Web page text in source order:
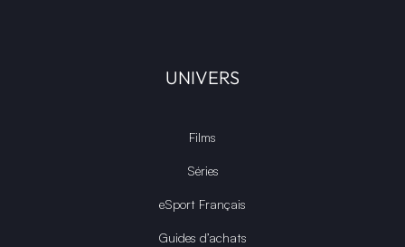
UNIVERS
Films
Séries
eSport Français
Guides d’achats